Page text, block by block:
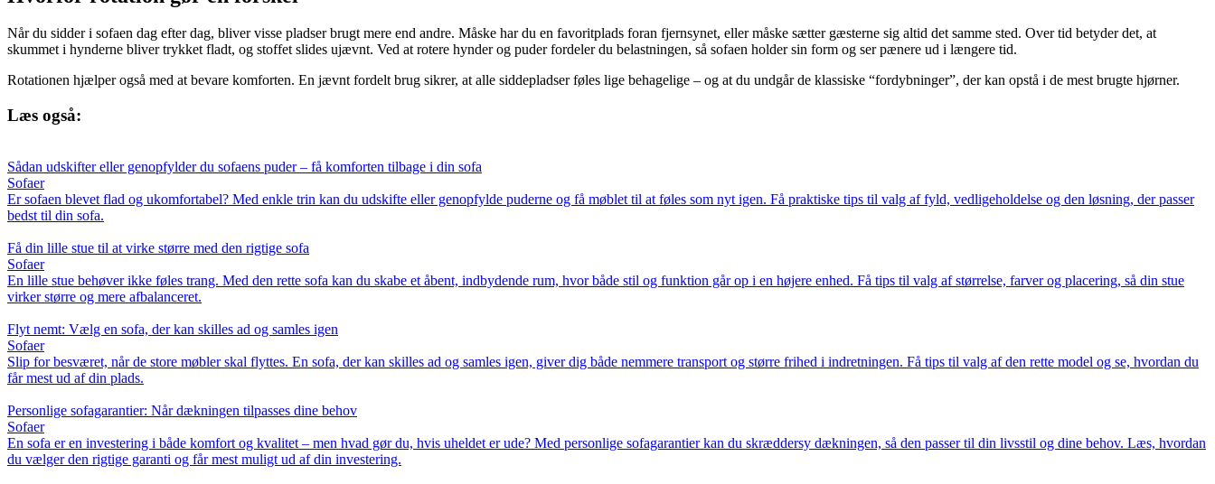
Når du sidder i sofaen dag efter dag, bliver visse pladser brugt mere end andre. Måske har du en favoritplads foran fjernsynet, eller måske sætter gæsterne sig altid det samme sted. Over tid betyder det, at
skummet i hynderne bliver trykket fladt, og stoffet slides ujævnt. Ved at rotere hynder og puder fordeler du belastningen, så sofaen holder sin form og ser pænere ud i længere tid.
Rotationen hjælper også med at bevare komforten. En jævnt fordelt brug sikrer, at alle siddepladser føles lige behagelige – og at du undgår de klassiske “fordybninger”, der kan opstå i de mest brugte hjørner.
Læs også:
Sådan udskifter eller genopfylder du sofaens puder – få komforten tilbage i din sofa
Sofaer
Er sofaen blevet flad og ukomfortabel? Med enkle trin kan du udskifte eller genopfylde puderne og få møblet til at føles som nyt igen. Få praktiske tips til valg af fyld, vedligeholdelse og den løsning, der passer
bedst til din sofa.
Få din lille stue til at virke større med den rigtige sofa
Sofaer
En lille stue behøver ikke føles trang. Med den rette sofa kan du skabe et åbent, indbydende rum, hvor både stil og funktion går op i en højere enhed. Få tips til valg af størrelse, farver og placering, så din stue
virker større og mere afbalanceret.
Flyt nemt: Vælg en sofa, der kan skilles ad og samles igen
Sofaer
Slip for besværet, når de store møbler skal flyttes. En sofa, der kan skilles ad og samles igen, giver dig både nemmere transport og større frihed i indretningen. Få tips til valg af den rette model og se, hvordan du
får mest ud af din plads.
Personlige sofagarantier: Når dækningen tilpasses dine behov
Sofaer
En sofa er en investering i både komfort og kvalitet – men hvad gør du, hvis uheldet er ude? Med personlige sofagarantier kan du skræddersy dækningen, så den passer til din livsstil og dine behov. Læs, hvordan
du vælger den rigtige garanti og får mest muligt ud af din investering.